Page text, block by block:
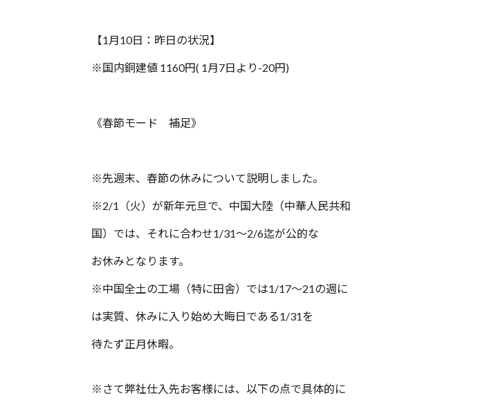
【1月10日：昨日の状況】
※国内銅建値 1160円( 1月7日より-20円)
《春節モード 補足》
※先週末、春節の休みについて説明しました。
※2/1（火）が新年元旦で、中国大陸（中華人民共和
国）では、それに合わせ1/31〜2/6迄が公的な
お休みとなります。
※中国全土の工場（特に田舎）では1/17〜21の週に
は実質、休みに入り始め大晦日である1/31を
待たず正月休暇。
※さて弊社仕入先お客様には、以下の点で具体的に